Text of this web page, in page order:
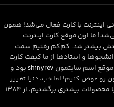
اینترنت با کارت فعال می‌شد! همون
ما اون موقع کارت اینترنت
بیشتر شد، کم‌کم رفتیم سمت
و استادها از ما گیفت کارت
موقع اسم سایتمون shinyrevبود و
رو عوض کنیم! اما خب، دنیا تغییر
می‌کنه، ما هم تغییر کردیم و این بار با محصولات بیشتری برگشتیم. از ۱۳۸۴